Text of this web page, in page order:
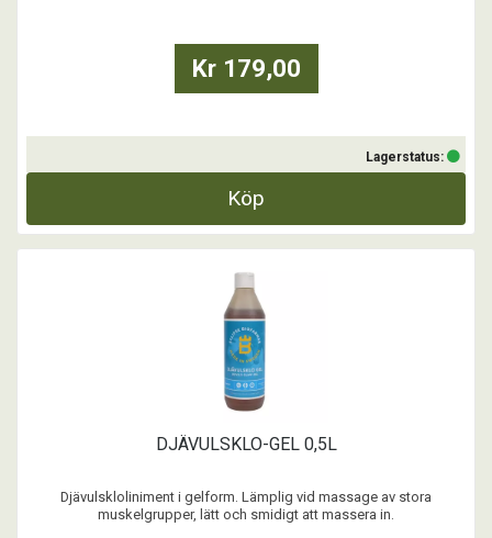
...
Kr 179,00
Lagerstatus:
Köp
DJÄVULSKLO-GEL 0,5L
Djävulskloliniment i gelform. Lämplig vid massage av stora
muskelgrupper, lätt och smidigt att massera in.